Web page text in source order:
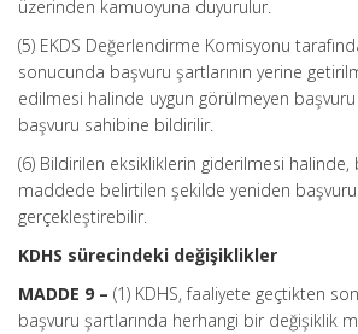
üzerinden kamuoyuna duyurulur.
(5) EKDS Değerlendirme Komisyonu
sonucunda başvuru şartlarının yerine
edilmesi halinde uygun görülmeyen
başvuru sahibine bildirilir.
(6) Bildirilen eksikliklerin giderilmesi halinde,
maddede belirtilen şekilde yeniden
gerçekleştirebilir.
KDHS sürecindeki değişiklikler
MADDE 9 – (1) KDHS, faaliyete geçtikten
başvuru şartlarında herhangi bir değişiklik